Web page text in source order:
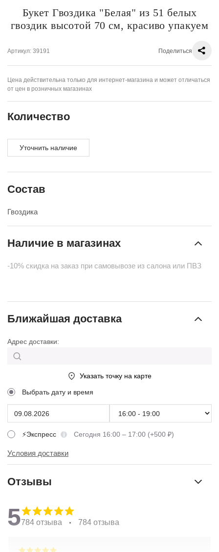
Букет Гвоздика "Белая" из 51 белых
гвоздик высотой 70 см, красиво упакуем
Артикул: 39191 Поделиться
Цена действительна только для интернет-магазина и может отличаться
от цен в розничных магазинах
Количество
Уточнить наличие
Состав
Гвоздика
Наличие в магазинах
-10% скидка на заказ при самовывозе из салона или ПВЗ
Ближайшая доставка
Адрес доставки:
Указать точку на карте
Выбрать дату и время
⚡Экспресс Сегодня 16:00 – 17:00 (+500 ₽)
Условия доставки
Отзывы
5784 отзыва 784 отзыва